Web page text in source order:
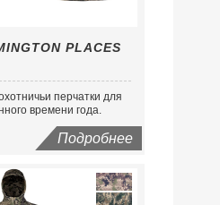
PLACES
перчатки для
времени года.
Подробнее